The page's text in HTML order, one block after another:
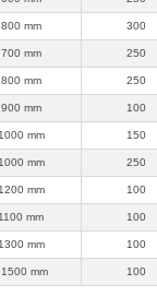
mm 300
mm 250
mm 250
mm 100
mm 150
mm 250
mm 100
mm 100
mm 100
mm 100